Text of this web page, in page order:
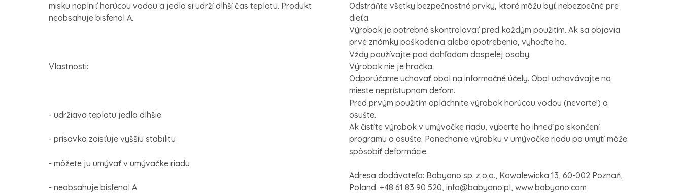
misku naplniť horúcou vodou a jedlo si udrží dlhší čas teplotu. Produkt
neobsahuje bisfenol A.
Vlastnosti:
- udržiava teplotu jedla dlhšie
- prísavka zaisťuje vyššiu stabilitu
- môžete ju umývať v umývačke riadu
- neobsahuje bisfenol A
Odstráňte všetky bezpečnostné prvky, ktoré môžu byť nebezpečné pre
dieťa.
Výrobok je potrebné skontrolovať pred každým použitím. Ak sa objavia
prvé známky poškodenia alebo opotrebenia, vyhoďte ho.
Vždy používajte pod dohľadom dospelej osoby.
Výrobok nie je hračka.
Odporúčame uchovať obal na informačné účely. Obal uchovávajte na
mieste neprístupnom deťom.
Pred prvým použitím opláchnite výrobok horúcou vodou (nevarte!) a
osušte.
Ak čistíte výrobok v umývačke riadu, vyberte ho ihneď po skončení
programu a osušte. Ponechanie výrobku v umývačke riadu po umytí môže
spôsobiť deformácie.
Adresa dodávateľa: Babyono sp. z o.o., Kowalewicka 13, 60-002 Poznań,
Poland. +48 61 83 90 520, info@babyono.pl, www.babyono.com